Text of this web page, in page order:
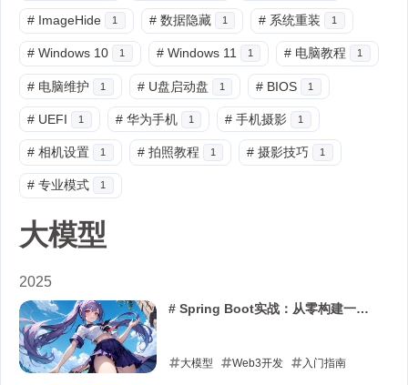
# ImageHide 1 # 数据隐藏 1 # 系统重装 1
# Windows 10 1 # Windows 11 1 # 电脑教程 1
# 电脑维护 1 # U盘启动盘 1 # BIOS 1
# UEFI 1 # 华为手机 1 # 手机摄影 1
# 相机设置 1 # 拍照教程 1 # 摄影技巧 1
# 专业模式 1
大模型
2025
# Spring Boot实战：从零构建一个
大模型 Web3开发 入门指南